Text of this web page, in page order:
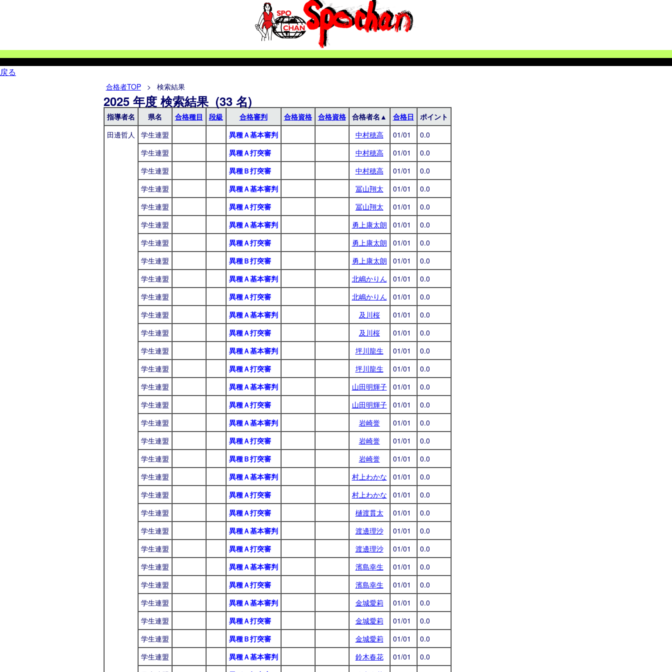
戻る
合格者TOP> 検索結果
2025 年度 検索結果 (33 名)
指導者名 県名 合格種目 段級 合格審判 合格資格 合格資格 合格者名▲ 合格日
ポイント
田邊哲人
学生連盟 異種Ａ基本審判 中村穂高 01/01
0.0
学生連盟
異種Ａ打突審 中村穂高 01/01
0.0
学生連盟
異種Ｂ打突審 中村穂高 01/01
0.0
学生連盟
異種Ａ基本審判 冨山翔太 01/01
0.0
学生連盟
異種Ａ打突審 冨山翔太 01/01
0.0
学生連盟
異種Ａ基本審判 勇上康太朗 01/01
0.0
学生連盟
異種Ａ打突審 勇上康太朗 01/01
0.0
学生連盟
異種Ｂ打突審 勇上康太朗 01/01
0.0
学生連盟
異種Ａ基本審判 北嶋かりん 01/01
0.0
学生連盟
異種Ａ打突審 北嶋かりん 01/01
0.0
学生連盟
異種Ａ基本審判 及川桜 01/01
0.0
学生連盟
異種Ａ打突審 及川桜 01/01
0.0
学生連盟
異種Ａ基本審判 坪川龍生 01/01
0.0
学生連盟
異種Ａ打突審 坪川龍生 01/01
0.0
学生連盟
異種Ａ基本審判 山田明輝子 01/01
0.0
学生連盟
異種Ａ打突審 山田明輝子 01/01
0.0
学生連盟
異種Ａ基本審判 岩崎誉 01/01
0.0
学生連盟
異種Ａ打突審 岩崎誉 01/01
0.0
学生連盟
異種Ｂ打突審 岩崎誉 01/01
0.0
学生連盟
異種Ａ基本審判 村上わかな 01/01
0.0
学生連盟
異種Ａ打突審 村上わかな 01/01
0.0
学生連盟
異種Ａ打突審 樋渡貫太 01/01
0.0
学生連盟
異種Ａ基本審判 渡邊理沙 01/01
0.0
学生連盟
異種Ａ打突審 渡邊理沙 01/01
0.0
学生連盟
異種Ａ基本審判 濱島幸生 01/01
0.0
学生連盟
異種Ａ打突審 濱島幸生 01/01
0.0
学生連盟
異種Ａ基本審判 金城愛莉 01/01
0.0
学生連盟
異種Ａ打突審 金城愛莉 01/01
0.0
学生連盟
異種Ｂ打突審 金城愛莉 01/01
0.0
学生連盟
異種Ａ基本審判 鈴木春花 01/01
0.0